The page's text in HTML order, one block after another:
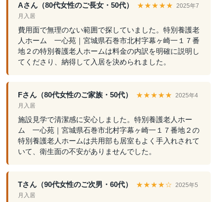
Aさん（80代女性のご長女・50代） ★★★★★ 2025年7
月入居
費用面で無理のない範囲で探していました。特別養護老
人ホーム 一心苑｜宮城県石巻市北村字幕ヶ崎一１７番
地２の特別養護老人ホームは料金の内訳を明確に説明し
てくださり、納得して入居を決められました。
Fさん（80代女性のご家族・50代） ★★★★★ 2025年4
月入居
施設見学で清潔感に安心しました。特別養護老人ホー
ム 一心苑｜宮城県石巻市北村字幕ヶ崎一１７番地２の
特別養護老人ホームは共用部も居室もよく手入れされて
いて、衛生面の不安がありませんでした。
Tさん（90代女性のご次男・60代） ★★★★☆ 2025年5
月入居